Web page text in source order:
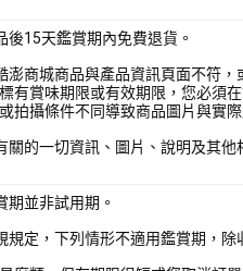
後15天鑑賞期內免費退貨。
澎商城商品與產品資訊頁面不符
有賞味期限或有效期限，您必須
拍攝條件不同導致商品圖片與實
關的一切資訊、圖片、說明及其
期並非試用期。
規定，下列情形不適用鑑賞期，